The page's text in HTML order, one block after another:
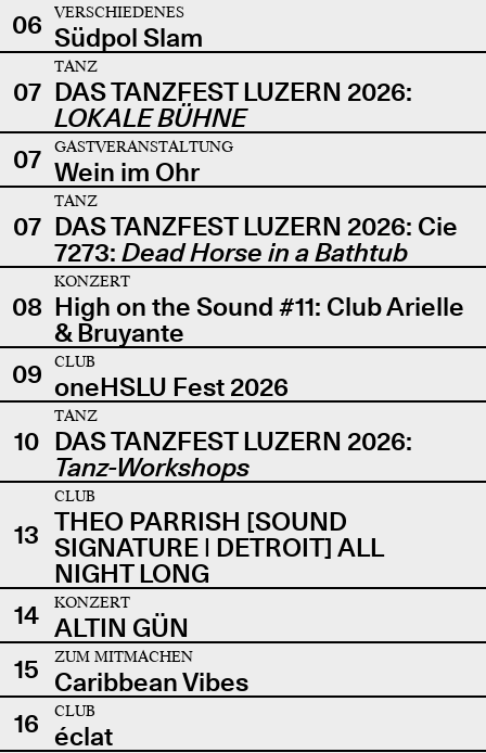
06
VERSCHIEDENES
Südpol Slam
07
TANZ
DAS TANZFEST LUZERN 2026:
LOKALE BÜHNE
07
GASTVERANSTALTUNG
Wein im Ohr
07
TANZ
DAS TANZFEST LUZERN 2026: Cie
7273: Dead Horse in a Bathtub
08
KONZERT
High on the Sound #11: Club Arielle
& Bruyante
09
CLUB
oneHSLU Fest 2026
10
TANZ
DAS TANZFEST LUZERN 2026:
Tanz-Workshops
13
CLUB
THEO PARRISH [SOUND
SIGNATURE | DETROIT] ALL
NIGHT LONG
14
KONZERT
ALTIN GÜN
15
ZUM MITMACHEN
Caribbean Vibes
16
CLUB
éclat